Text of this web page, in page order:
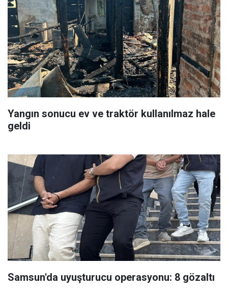
Yangın sonucu ev ve traktör kullanılmaz hale
geldi
Samsun'da uyuşturucu operasyonu: 8 gözaltı